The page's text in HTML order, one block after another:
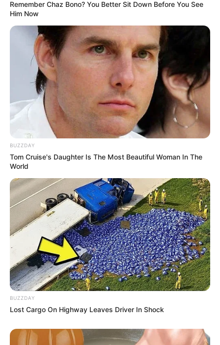
(foto: Instagram/suzu.hirose.official)
4. Entah apa maksudnya menempelkan karakterKatsuki Yuri
di dagunya
Remember Chaz Bono? You Better Sit Down Before You See
Him Now
BUZZDAY
Tom Cruise's Daughter Is The Most Beautiful Woman In The
World
BUZZDAY
Lost Cargo On Highway Leaves Driver In Shock